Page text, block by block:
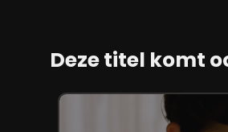
Deze titel komt